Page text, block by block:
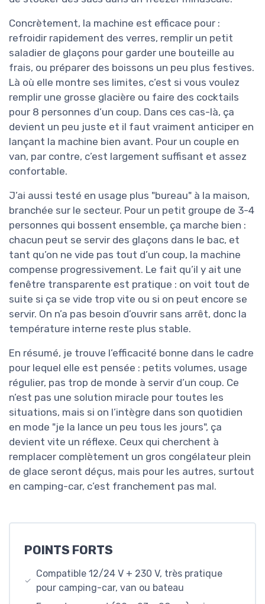
Concrètement, la machine est efficace pour :
refroidir rapidement des verres, remplir un petit
saladier de glaçons pour garder une bouteille au
frais, ou préparer des boissons un peu plus festives.
Là où elle montre ses limites, c’est si vous voulez
remplir une grosse glacière ou faire des cocktails
pour 8 personnes d’un coup. Dans ces cas-là, ça
devient un peu juste et il faut vraiment anticiper en
lançant la machine bien avant. Pour un couple en
van, par contre, c’est largement suffisant et assez
confortable.
J’ai aussi testé en usage plus "bureau" à la maison,
branchée sur le secteur. Pour un petit groupe de 3-4
personnes qui bossent ensemble, ça marche bien :
chacun peut se servir des glaçons dans le bac, et
tant qu’on ne vide pas tout d’un coup, la machine
compense progressivement. Le fait qu’il y ait une
fenêtre transparente est pratique : on voit tout de
suite si ça se vide trop vite ou si on peut encore se
servir. On n’a pas besoin d’ouvrir sans arrêt, donc la
température interne reste plus stable.
En résumé, je trouve l’efficacité bonne dans le cadre
pour lequel elle est pensée : petits volumes, usage
régulier, pas trop de monde à servir d’un coup. Ce
n’est pas une solution miracle pour toutes les
situations, mais si on l’intègre dans son quotidien
en mode "je la lance un peu tous les jours", ça
devient vite un réflexe. Ceux qui cherchent à
remplacer complètement un gros congélateur plein
de glace seront déçus, mais pour les autres, surtout
en camping-car, c’est franchement pas mal.
POINTS FORTS
Compatible 12/24 V + 230 V, très pratique
pour camping-car, van ou bateau